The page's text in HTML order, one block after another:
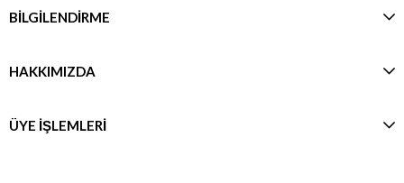
BİLGİLENDİRME
HAKKIMIZDA
ÜYE İŞLEMLERİ